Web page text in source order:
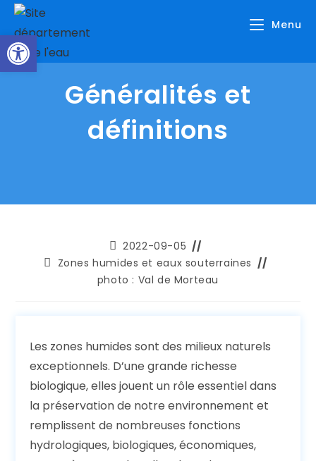
Ouvrir la barre d’outils
Skip
content
Menu
Généralités et
définitions
Publication
publiée :
2022-09-05
PostZones humides et eaux souterraines
photo : Val de Morteau
Les zones humides sont des milieux naturels
exceptionnels. D’une grande richesse
biologique, elles jouent un rôle essentiel dans
la préservation de notre environnement et
remplissent de nombreuses fonctions
hydrologiques, biologiques, économiques,